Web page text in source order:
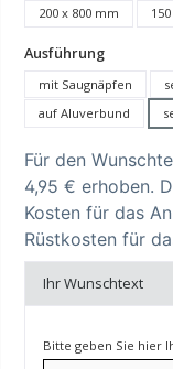
200 x 800 mm
Ausführungauswählen
mit Saugnäpfen
auf Aluverbund
Für den
4,95 € erhoben.
Kosten für das
Rüstkosten für
Ihr Wunschtext
Bitte geben Sie hier